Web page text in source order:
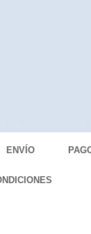
ENVÍO